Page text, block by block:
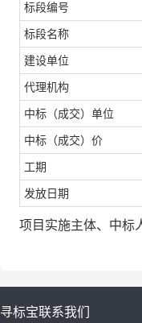
标段编号
标段名称
建设单位
代理机构
中标（成交）单位
中标（成交）价
工期
发放日期
项目实施主体、中标
寻标宝联系我们